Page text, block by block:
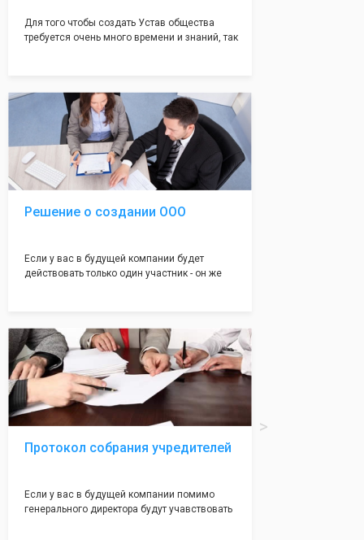
Для того чтобы создать Устав общества
требуется очень много времени и знаний, так
Наша компания предоставит вам свой
уникальный Устав Общества, который
подойдет для любой компании. Устав,
сделанный нашими профессиональными
юристами, успешно проходит регистрацию в
налоговой инспекции!
Решение о создании ООО
Если у вас в будущей компании будет
действовать только один участник - он же
грамотно составят данное заявление, а Вам
нужно будет только поставить подпись на
нём!
Протокол собрания учредителей
Если у вас в будущей компании помимо
генерального директора будут учавствовать